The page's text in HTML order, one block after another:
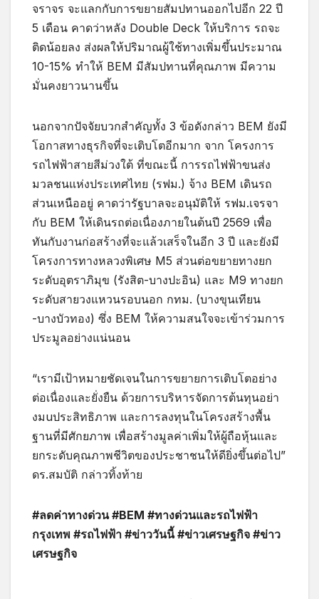
จราจร จะแลกกับการขยายสัมปทานออกไปอีก 22 ปี
5 เดือน คาดว่าหลัง Double Deck ให้บริการ รถจะ
ติดน้อยลง ส่งผลให้ปริมาณผู้ใช้ทางเพิ่มขึ้นประมาณ
10-15% ทำให้ BEM มีสัมปทานที่คุณภาพ มีความ
มั่นคงยาวนานขึ้น
นอกจากปัจจัยบวกสำคัญทั้ง 3 ข้อดังกล่าว BEM ยังมี
โอกาสทางธุรกิจที่จะเติบโตอีกมาก จาก โครงการ
รถไฟฟ้าสายสีม่วงใต้ ที่ขณะนี้ การรถไฟฟ้าขนส่ง
มวลชนแห่งประเทศไทย (รฟม.) จ้าง BEM เดินรถ
ส่วนเหนืออยู่ คาดว่ารัฐบาลจะอนุมัติให้ รฟม.เจรจา
กับ BEM ให้เดินรถต่อเนื่องภายในต้นปี 2569 เพื่อ
ทันกับงานก่อสร้างที่จะแล้วเสร็จในอีก 3 ปี และยังมี
โครงการทางหลวงพิเศษ M5 ส่วนต่อขยายทางยก
ระดับอุตราภิมุข (รังสิต-บางปะอิน) และ M9 ทางยก
ระดับสายวงแหวนรอบนอก กทม. (บางขุนเทียน
-บางบัวทอง) ซึ่ง BEM ให้ความสนใจจะเข้าร่วมการ
ประมูลอย่างแน่นอน
“เรามีเป้าหมายชัดเจนในการขยายการเติบโตอย่าง
ต่อเนื่องและยั่งยืน ด้วยการบริหารจัดการต้นทุนอย่า
งมuประสิทธิภาพ และการลงทุนในโครงสร้างพื้น
ฐานที่มีศักยภาพ เพื่อสร้างมูลค่าเพิ่มให้ผู้ถือหุ้นและ
ยกระดับคุณภาพชีวิตของประชาชนให้ดียิ่งขึ้นต่อไป”
ดร.สมบัติ กล่าวทิ้งท้าย
#ลดค่าทางด่วน #BEM #ทางด่วนและรถไฟฟ้า
กรุงเทพ #รถไฟฟ้า #ข่าววันนี้ #ข่าวเศรษฐกิจ #ข่าว
เศรษฐกิจ